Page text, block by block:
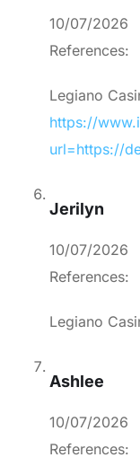
10/07/2026
References:
Legiano
https://
url=https://
Jerilyn
10/07/2026
References:
Legiano
Ashlee
10/07/2026
References: